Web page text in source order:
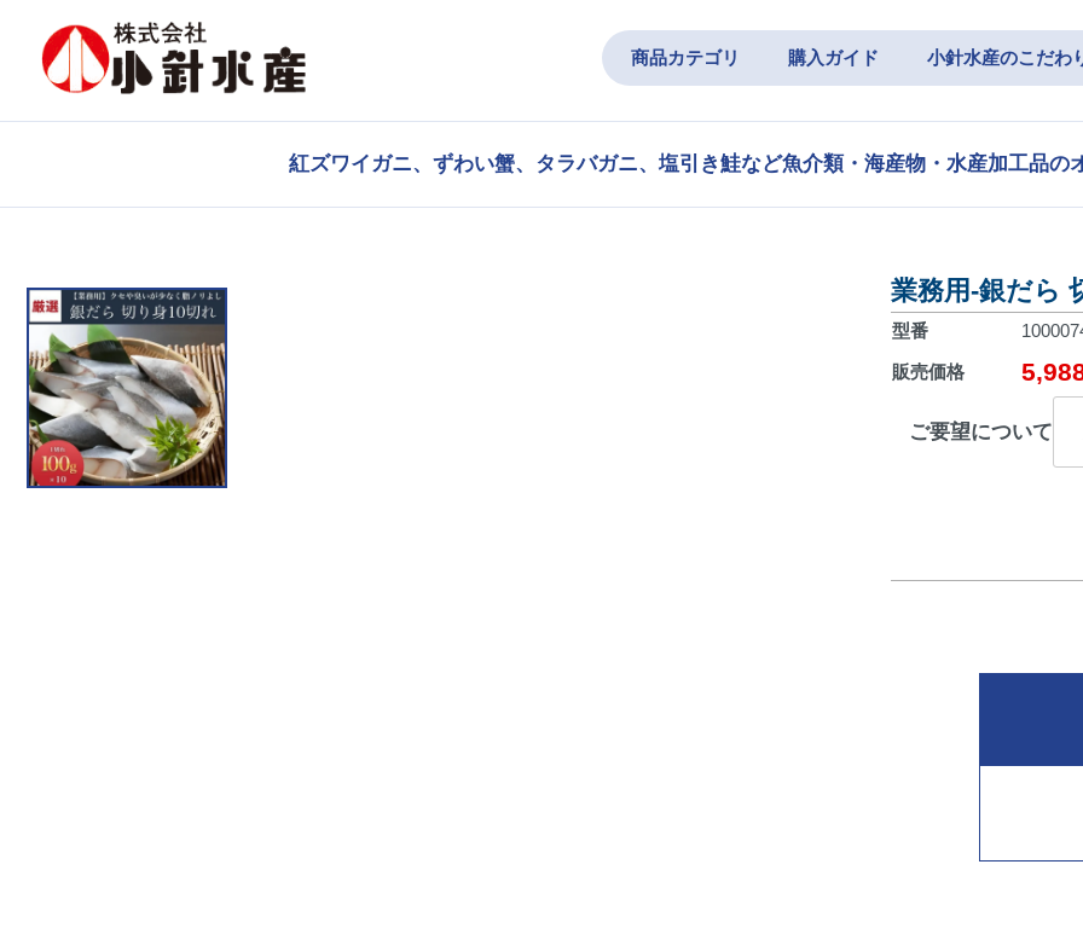
商品カテゴリ 購入ガイド 小針水産のこだわ
紅ズワイガニ、ずわい蟹、タラバガニ、塩引き鮭など魚介類・海産物・水産加工品の
業務用-銀だら
型番
販売価格
ご要望について